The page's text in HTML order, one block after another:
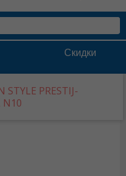
Скидки
PRESTIJ-
N10